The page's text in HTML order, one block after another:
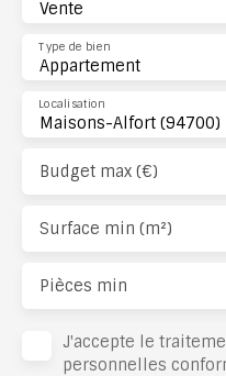
Vente
Appartement
Type de bien
Maisons-Alfort (94700)
Localisation
Budget max (€)
Surface min (m²)
Pièces min
J'accepte le
personnelles